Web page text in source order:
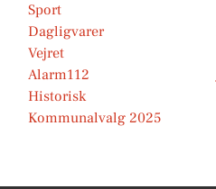
Sport
Dagligvarer
Vejret
Alarm112
Historisk
Kommunalvalg 2025